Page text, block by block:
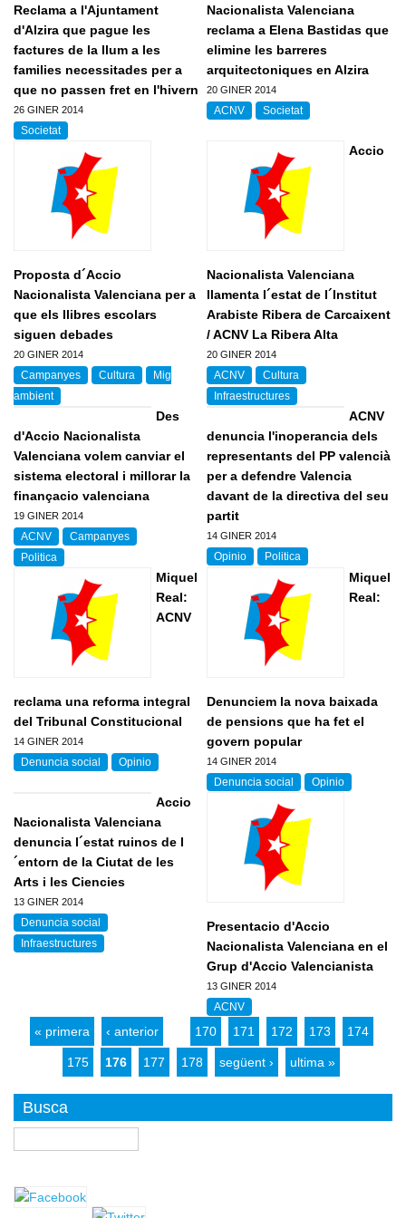
Campanyes
Mig ambient
Cultura
Valencianisme
Infraestructures
Politica
Opinio
Societat
ACNV
Economia
Eleccions Europees
Programa Politic d'Accio Nacionalista Valenciana
Formacio
Formacio per a valencianistes
Formacio dirigents
Formacio complementaria
Normes d'El Puig
Documents
Videos
Zona privada
Contrasenya
Crear nou conte
Solicitar una nova contrasenya
Contactar
Afilia't
Cursos IEV
Reclama a l'Ajuntament
d'Alzira que pague les
factures de la llum a les
families necessitades per a
que no passen fret en l'hivern
26 GINER 2014
Societat
Nacionalista Valenciana
reclama a Elena Bastidas que
elimine les barreres
arquitectoniques en Alzira
20 GINER 2014
ACNV Societat
Proposta d´Accio
Nacionalista Valenciana per a
que els llibres escolars
siguen debades
20 GINER 2014
Campanyes Cultura
Mig
ambient
Accio
Nacionalista Valenciana
llamenta l´estat de l´Institut
Arabiste Ribera de Carcaixent
/ ACNV La Ribera Alta
20 GINER 2014
ACNV
Cultura
Infraestructures
Des
d'Accio Nacionalista
Valenciana volem canviar el
sistema electoral i millorar la
finançacio valenciana
19 GINER 2014
ACNV
Campanyes
Politica
ACNV
denuncia l'inoperancia dels
representants del PP valencià
per a defendre Valencia
davant de la directiva del seu
partit
14 GINER 2014
Opinio Politica
Miquel
Real:
ACNV
reclama una reforma integral
del Tribunal Constitucional
14 GINER 2014
Denuncia social Opinio
Miquel
Real:
Denunciem la nova baixada
de pensions que ha fet el
govern popular
14 GINER 2014
Denuncia social Opinio
Accio
Nacionalista Valenciana
denuncia l´estat ruinos de l
´entorn de la Ciutat de les
Arts i les Ciencies
13 GINER 2014
Denuncia social
Infraestructures
Presentacio d'Accio
Nacionalista Valenciana en el
Grup d'Accio Valencianista
13 GINER 2014
ACNV
« primera ‹ anterior 170 171 172 173 174
175 176 177 178 següent › ultima »
Busca